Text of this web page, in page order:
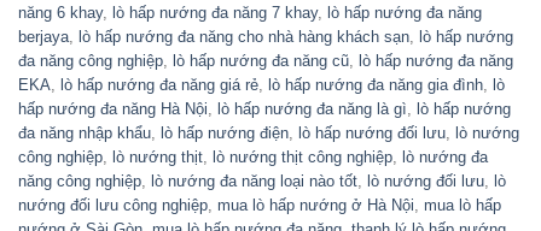
năng 6 khay, lò hấp nướng đa năng 7 khay,
lò hấp nướng đa năng
berjaya
lò hấp nướng đa năng cho nhà hàng khách sạn
lò hấp nướng
đa năng công nghiệp
lò hấp nướng đa năng cũ
lò hấp nướng đa năng
EKA
lò hấp nướng đa năng giá rẻ lò hấp nướng đa năng gia đình
lò
hấp nướng đa năng Hà Nội
lò hấp nướng đa năng là gì
lò hấp nướng
đa năng nhập khẩu
lò hấp nướng điện lò hấp nướng đối lưu
lò nướng
công nghiệp
lò nướng thịt lò nướng thịt công nghiệp
lò nướng đa
năng công nghiệp
lò nướng đa năng loại nào tốt lò nướng đối lưu
lò
nướng đối lưu công nghiệp mua lò hấp nướng ở Hà Nội mua lò hấp